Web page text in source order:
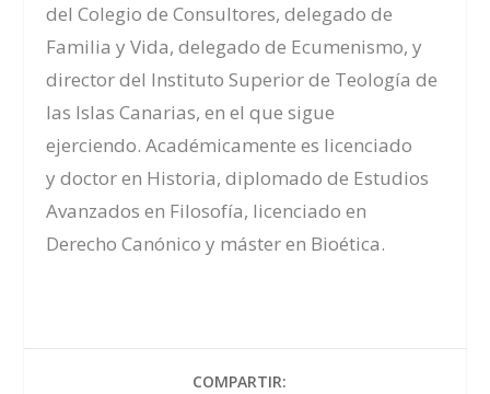
del Colegio de Consultores, delegado de
Familia y Vida, delegado de Ecumenismo, y
director del Instituto Superior de Teología de
las Islas Canarias, en el que sigue
ejerciendo. Académicamente es licenciado
ydoctor en Historia,diplomado de Estudios
Avanzados en Filosofía, licenciado en
Derecho Canónico y máster en Bioética.
COMPARTIR: